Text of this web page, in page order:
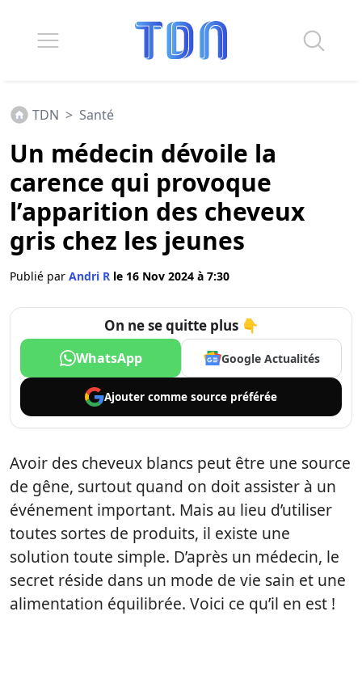
TDN > Santé
Un médecin dévoile la
carence qui provoque
l’apparition des cheveux
gris chez les jeunes
Publié par Andri R le 16 Nov 2024 à 7:30
On ne se quitte plus 👇
WhatsApp Google Actualités
Ajouter comme source préférée
Avoir des cheveux blancs peut être une source
de gêne, surtout quand on doit assister à un
événement important. Mais au lieu d’utiliser
toutes sortes de produits, il existe une
solution toute simple. D’après un médecin, le
secret réside dans un mode de vie sain et une
alimentation équilibrée. Voici ce qu’il en est !